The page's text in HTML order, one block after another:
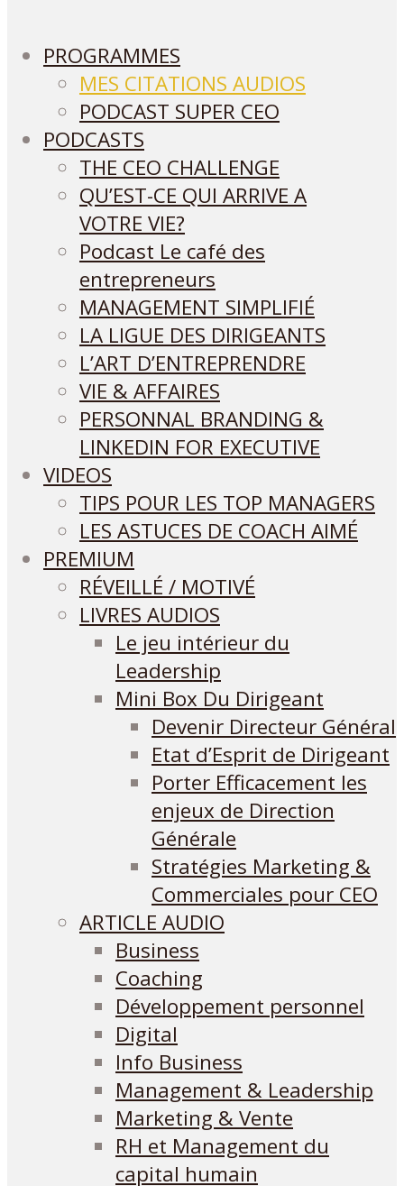
PROGRAMMES
MES CITATIONS AUDIOS
PODCAST SUPER CEO
PODCASTS
THE CEO CHALLENGE
QU’EST-CE QUI ARRIVE A
VOTRE VIE?
Podcast Le café des
entrepreneurs
MANAGEMENT SIMPLIFIÉ
LA LIGUE DES DIRIGEANTS
L’ART D’ENTREPRENDRE
VIE & AFFAIRES
PERSONNAL BRANDING &
LINKEDIN FOR EXECUTIVE
VIDEOS
TIPS POUR LES TOP MANAGERS
LES ASTUCES DE COACH AIMÉ
PREMIUM
RÉVEILLÉ / MOTIVÉ
LIVRES AUDIOS
Le jeu intérieur du
Leadership
Mini Box Du Dirigeant
Devenir Directeur Général
Etat d’Esprit de Dirigeant
Porter Efficacement les
enjeux de Direction
Générale
Stratégies Marketing &
Commerciales pour CEO
ARTICLE AUDIO
Business
Coaching
Développement personnel
Digital
Info Business
Management & Leadership
Marketing & Vente
RH et Management du
capital humain